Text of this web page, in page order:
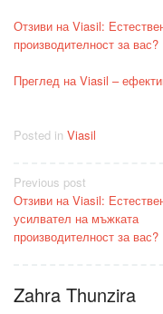
Отзиви на Viasil:
производителност за вас?
Преглед на Viasil –
Posted in Viasil
Post
navigation
Previous post
Отзиви на Viasil:
усилвател на мъжката
производителност за вас?
Zahra Thunzira